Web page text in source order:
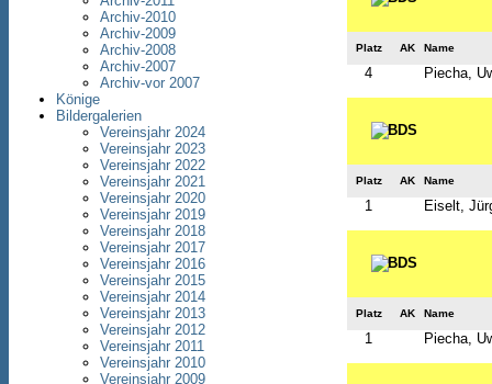
Archiv-2010
Archiv-2009
Archiv-2008
Archiv-2007
Archiv-vor 2007
Könige
Bildergalerien
Vereinsjahr 2024
Vereinsjahr 2023
Vereinsjahr 2022
Vereinsjahr 2021
Vereinsjahr 2020
Vereinsjahr 2019
Vereinsjahr 2018
Vereinsjahr 2017
Vereinsjahr 2016
Vereinsjahr 2015
Vereinsjahr 2014
Vereinsjahr 2013
Vereinsjahr 2012
Vereinsjahr 2011
Vereinsjahr 2010
Vereinsjahr 2009
Platz AK Name
4 Piecha,
Platz AK Name
1 Eiselt,
Platz AK Name
1 Piecha,